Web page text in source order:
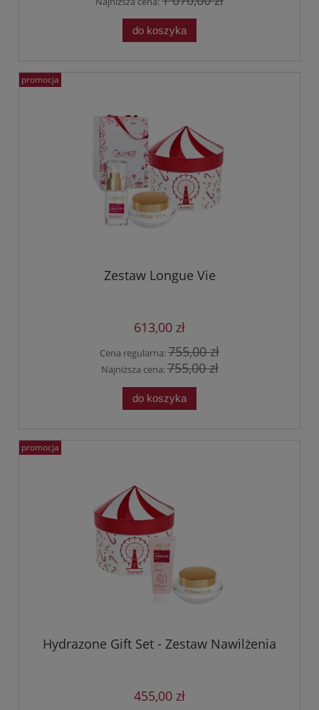
do koszyka
Zestaw Longue Vie
613,00 zł
Cena regularna:755,00 zł
Najniższa cena:755,00 zł
do koszyka
promocja
Hydrazone Gift Set - Zestaw Nawilżenia
455,00 zł
promocja